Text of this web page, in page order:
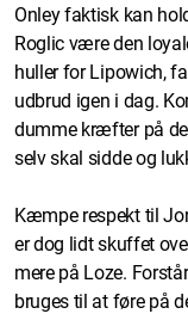
Onley faktisk kan
Roglic være den
huller for Lipowich,
udbrud igen i dag.
dumme kræfter på
selv skal sidde og
Kæmpe respekt til
er dog lidt skuffet
mere på Loze.
bruges til at føre på